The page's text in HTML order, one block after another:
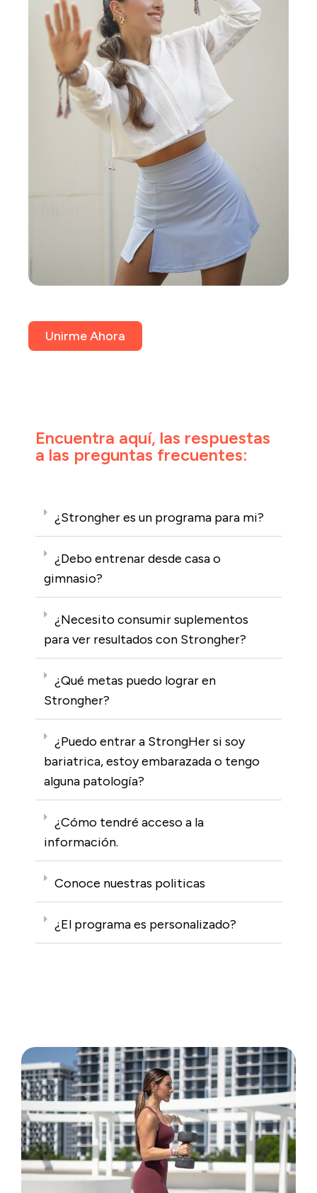
Unirme Ahora
Encuentra aquí, las respuestas
a las preguntas frecuentes:
¿Strongher es un programa para mi?
¿Debo entrenar desde casa o
gimnasio?
¿Necesito consumir suplementos
para ver resultados con Strongher?
¿Qué metas puedo lograr en
Strongher?
¿Puedo entrar a StrongHer si soy
bariatrica, estoy embarazada o tengo
alguna patología?
¿Cómo tendré acceso a la
información.
Conoce nuestras politicas
¿El programa es personalizado?